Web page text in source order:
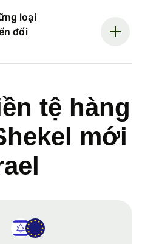
loại
đổi
tệ hàng
mới